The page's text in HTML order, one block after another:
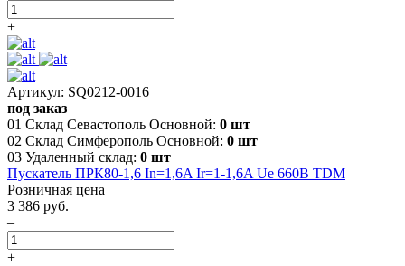
+
Артикул: SQ0212-0016
под заказ
01 Склад Севастополь Основной: 0 шт
02 Склад Симферополь Основной: 0 шт
03 Удаленный склад: 0 шт
Пускатель ПРК80-1,6 In=1,6A Ir=1-1,6A Ue 660В TDM
Розничная цена
3 386 руб.
–
+